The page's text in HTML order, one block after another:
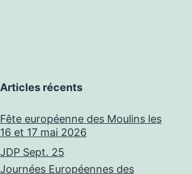
Articles récents
Fête européenne des Moulins les
16 et 17 mai 2026
JDP Sept. 25
Journées Européennes des